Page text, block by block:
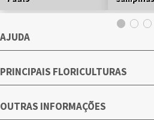
AJUDA
PRINCIPAIS FLORICULTURAS
OUTRAS INFORMAÇÕES